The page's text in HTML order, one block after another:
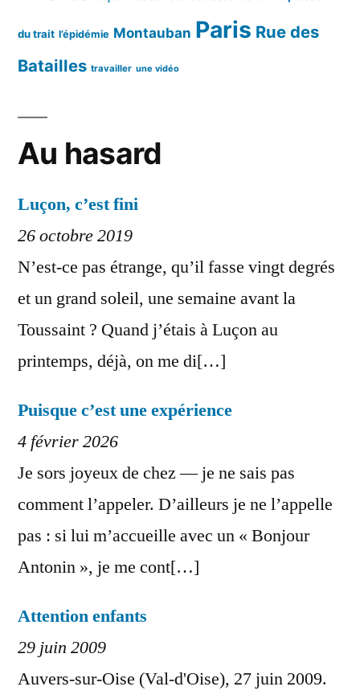
du trait l’épidémie Montauban Paris Rue des
Batailles travailler une vidéo
Au hasard
Luçon, c’est fini
26 octobre 2019
N’est-ce pas étrange, qu’il fasse vingt degrés
et un grand soleil, une semaine avant la
Toussaint ? Quand j’étais à Luçon au
printemps, déjà, on me di[…]
Puisque c’est une expérience
4 février 2026
Je sors joyeux de chez — je ne sais pas
comment l’appeler. D’ailleurs je ne l’appelle
pas : si lui m’accueille avec un « Bonjour
Antonin », je me cont[…]
Attention enfants
29 juin 2009
Auvers-sur-Oise (Val-d'Oise), 27 juin 2009.